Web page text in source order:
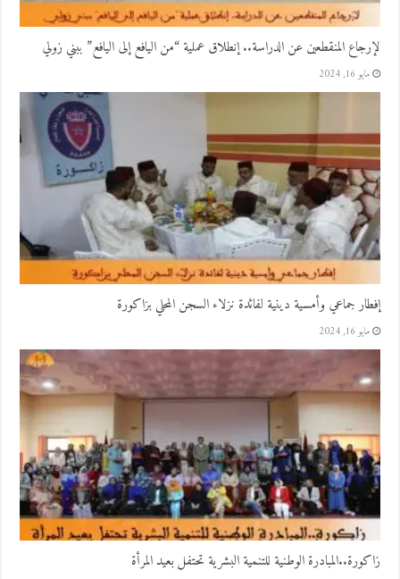
لإرجاع المنقطعين عن الدراسة.. إنطلاق عملية “من اليافع إلى اليافع” ببني زولي
مايو 16, 2024
إفطار جماعي وأمسية دينية لفائدة نزلاء السجن المحلي بزاكورة
مايو 16, 2024
زاكورة..المبادرة الوطنية للتنمية البشرية تحتفل بعيد المرأة